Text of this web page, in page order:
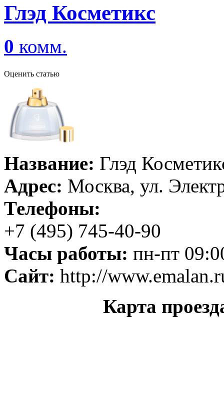
Глэд Косметикс
0 комм.
Оценить статью
Название: Глэд
Адрес: Москва, ул.
Телефоны:
+7 (495) 745-40-90
Часы работы: пн-пт
Сайт: http://
Карта